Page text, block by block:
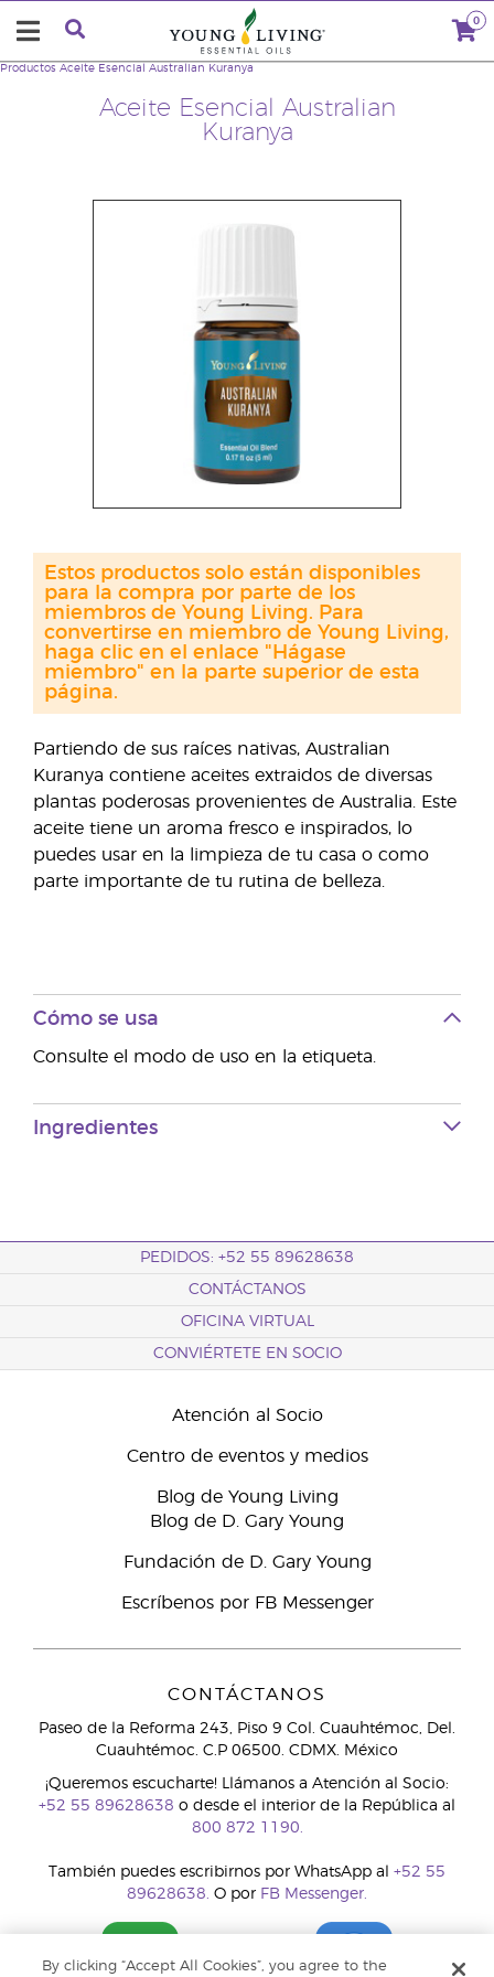
0
Aceite Esencial Australian
Kuranya
Productos Aceite Esencial Australian Kuranya
Partiendo de sus raíces nativas, Australian
Kuranya contiene aceites extraidos de diversas
plantas poderosas provenientes de Australia. Este
aceite tiene un aroma fresco e inspirados, lo
puedes usar en la limpieza de tu casa o como
parte importante de tu rutina de belleza.
Estos productos solo están disponibles
para la compra por parte de los
miembros de Young Living. Para
convertirse en miembro de Young Living,
haga clic en el enlace "Hágase
miembro" en la parte superior de esta
página.
Cómo se usa
Consulte el modo de uso en la etiqueta.
Ingredientes
PEDIDOS: +52 55 89628638
CONTÁCTANOS
OFICINA VIRTUAL
CONVIÉRTETE EN SOCIO
Atención al Socio
Centro de eventos y medios
Blog de Young Living
Blog de D. Gary Young
Fundación de D. Gary Young
Escríbenos por FB Messenger
CONTÁCTANOS
Paseo de la Reforma 243, Piso 9 Col. Cuauhtémoc, Del.
Cuauhtémoc. C.P 06500. CDMX. México
¡Queremos escucharte! Llámanos a Atención al Socio:
+52 55 89628638 o desde el interior de la República al
800 872 1190.
También puedes escribirnos por WhatsApp al +52 55
89628638. O por FB Messenger.
By clicking “Accept All Cookies”, you agree to the